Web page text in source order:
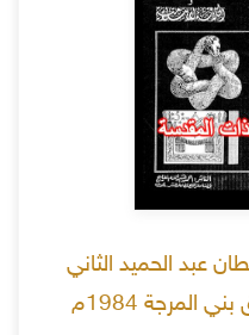
عبد الحميد الثاني
1984م